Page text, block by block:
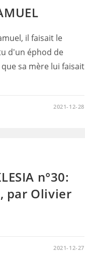
il faisait le
d'un éphod de
sa mère lui faisait
2021-12-28
n°30:
par Olivier
2021-12-27